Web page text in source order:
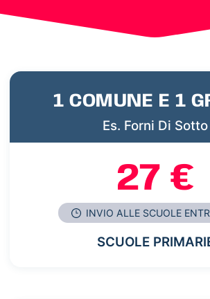
1 COMUNE E 1
Es. Forni Di Sotto
27 €
INVIO ALLE SCUOLE
SCUOLE